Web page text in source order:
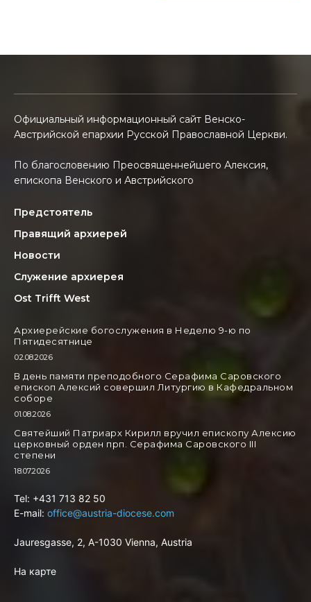
Официальный информационный сайт Венско-
Австрийской епархии Русской Православной Церкви.
По благословению Преосвященнейшего Алексия,
епископа Венского и Австрийского
Предстоятель
Правящий архиерей
Новости
Служение архиерея
Ost Trifft West
Архиерейские богослужения в Неделю 9-ю по
Пятидесятнице
02.08.2026
В день памяти преподобного Серафима Саровского
епископ Алексий совершил Литургию в Кафедральном
соборе
01.08.2026
Святейший Патриарх Кирилл вручил епископу Алексию
церковный орден прп. Серафима Саровского III
степени
18.07.2026
Tel: +431 713 82 50
E-mail: office@austria-diocese.com
Jauresgasse, 2, A-1030 Vienna, Austria
На карте